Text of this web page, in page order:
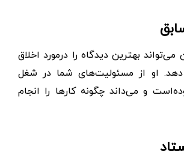
می‌تواند بهترین دیدگاه را در‌مورد اخلاق
دهد. او از مسئولیت‌های شما در شغل
و می‌داند چگونه کار‌ها را انجام